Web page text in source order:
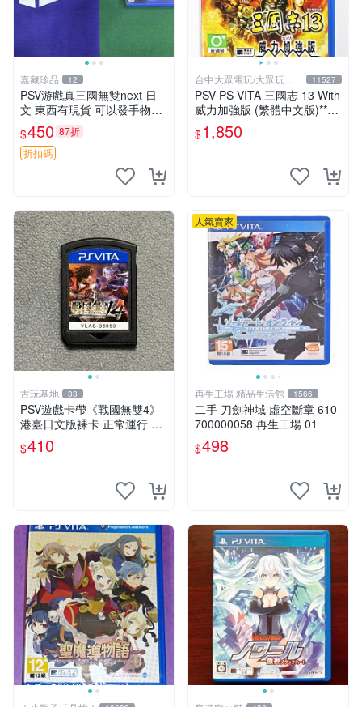
嘉藏珍品 12
PSV游戲真三國無雙next 日
文 東西有現貨 可以發手物品
無質量問題售不退不換
$450 87折
折扣碼
台中大眾電玩/大眾玩具
店
11527
PSV PS VITA 三國志 13 With
威力加強版 (繁體中文版)**
(二手商品)【台中大眾電玩】
$1,850
古玩基地 33
PSV遊戲卡帶《戰國無雙4》
港臺日文版裸卡 正常運行 臺
灣索尼專用 游戲機械玩不了
戰國無雙 4 PSV 港版 卡帶 無
$410
人氣賣家
再生工場 精品生活館 1566
二手 刀劍神域 虛空斷章 610
700000058 再生工場 01
$498